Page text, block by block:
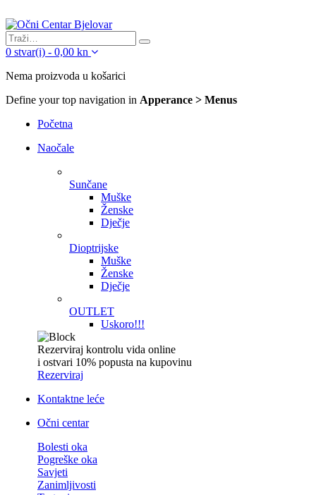
0 stvar(i) - 0,00 kn
Nema proizvoda u košarici
Define your top navigation in Apperance > Menus
Početna
Naočale
Sunčane
Muške
Ženske
Dječje
Dioptrijske
Muške
Ženske
Dječje
OUTLET
Uskoro!!!
Rezerviraj kontrolu vida online
i ostvari 10% popusta na kupovinu
Rezerviraj
Kontaktne leće
Očni centar
Bolesti oka
Pogreške oka
Savjeti
Zanimljivosti